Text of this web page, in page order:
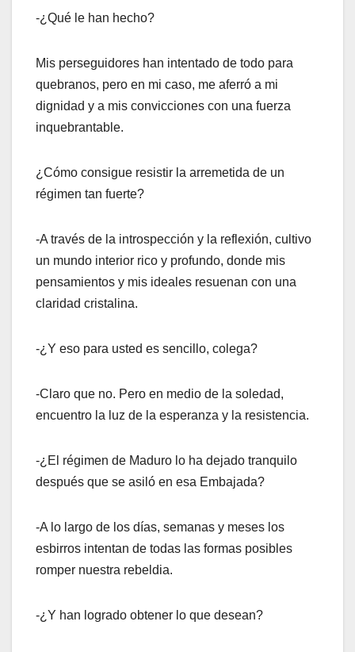
-¿Qué le han hecho?
Mis perseguidores han intentado de todo para
quebranos, pero en mi caso, me aferró a mi
dignidad y a mis convicciones con una fuerza
inquebrantable.
¿Cómo consigue resistir la arremetida de un
régimen tan fuerte?
-A través de la introspección y la reflexión, cultivo
un mundo interior rico y profundo, donde mis
pensamientos y mis ideales resuenan con una
claridad cristalina.
-¿Y eso para usted es sencillo, colega?
-Claro que no. Pero en medio de la soledad,
encuentro la luz de la esperanza y la resistencia.
-¿El régimen de Maduro lo ha dejado tranquilo
después que se asiló en esa Embajada?
-A lo largo de los días, semanas y meses los
esbirros intentan de todas las formas posibles
romper nuestra rebeldia.
-¿Y han logrado obtener lo que desean?